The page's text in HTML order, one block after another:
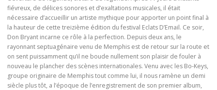
fiévreux, de délices sonores et d’exaltations musicales, il était
nécessaire d’accueillir un artiste mythique pour apporter un point final à
la hauteur de cette treizième édition du festival Eclats D’Email. Ce soir,
Don Bryant incarne ce rôle à la perfection. Depuis deux ans, le
rayonnant septuagénaire venu de Memphis est de retour sur la route et
on sent puissamment qu’il ne boude nullement son plaisir de fouler à
nouveau le plancher des scènes internationales. Venu avec les Bo-Keys,
groupe originaire de Memphis tout comme lui, il nous ramène un demi
siècle plus tôt, a l’époque de l’enregistrement de son premier album,